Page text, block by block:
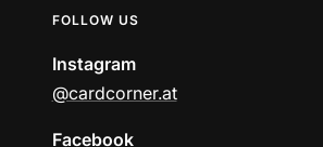
FOLLOW US
Instagram
@cardcorner.at
Facebook